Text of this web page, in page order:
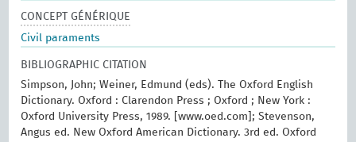
CONCEPT GÉNÉRIQUE
Civil paraments
BIBLIOGRAPHIC CITATION
Simpson, John; Weiner, Edmund (eds). The Oxford English
Dictionary. Oxford : Clarendon Press ; Oxford ; New York :
Oxford University Press, 1989. [www.oed.com]; Stevenson,
Angus ed. New Oxford American Dictionary. 3rd ed. Oxford